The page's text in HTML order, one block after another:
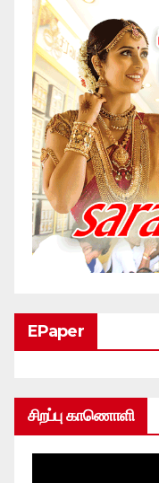
EPaper
சிறப்பு காணொளி